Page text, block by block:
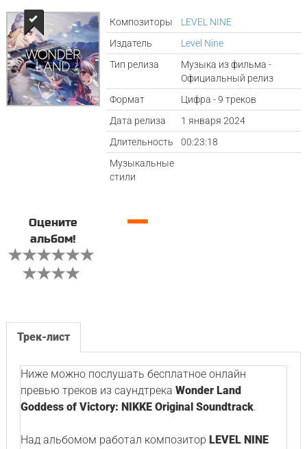
Композиторы
LEVEL NINE
Издатель
Level Nine
Тип релиза
Музыка из фильма -
Официальный релиз
Формат
Цифра - 9 треков
Дата релиза
1 января 2024
Длительность
00:23:18
Музыкальные
стили
Оцените
альбом!
—
Трек-лист
Ниже можно послушать бесплатное онлайн
превью треков из саундтрека Wonder Land
Goddess of Victory: NIKKE Original Soundtrack.
Над альбомом работал композитор LEVEL NINE